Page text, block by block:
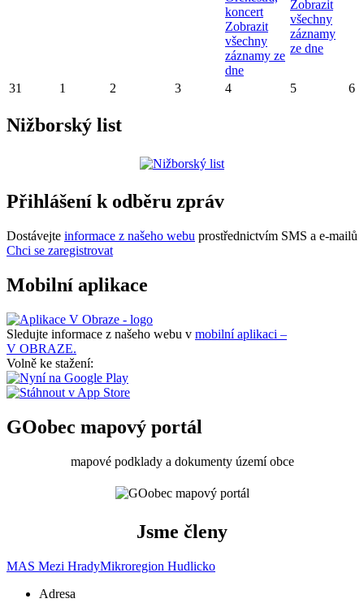
koncert
Zobrazit
všechny
záznamy ze
dne
Zobrazit
všechny
záznamy
ze dne
31 1 2 3 4 5 6
Nižborský list
Přihlášení k odběru zpráv
Dostávejte informace z našeho webu prostřednictvím SMS a e-mailů
Chci se zaregistrovat
Mobilní aplikace
Sledujte informace z našeho webu v mobilní aplikaci –
V OBRAZE.
Volně ke stažení:
GOobec mapový portál
mapové podklady a dokumenty území obce
Jsme členy
MAS Mezi HradyMikroregion Hudlicko
Adresa